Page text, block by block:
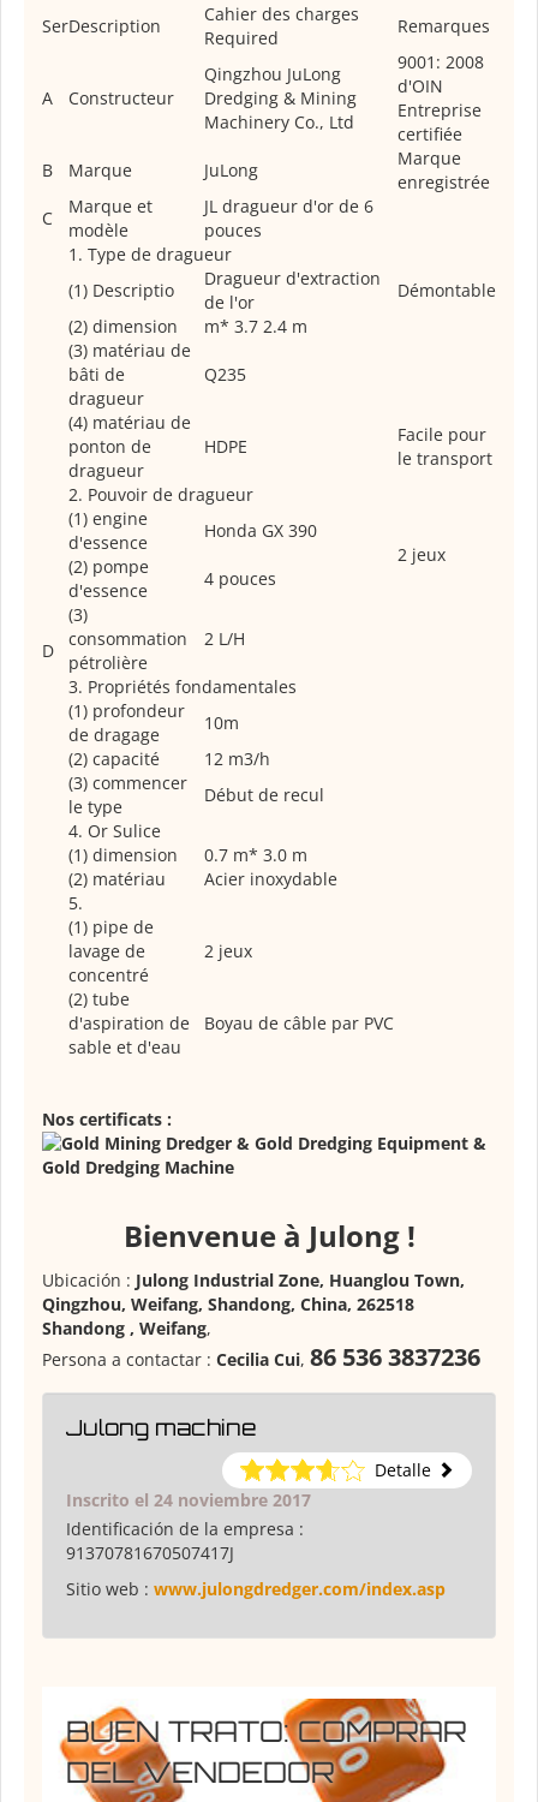
SerDescription
Cahier des charges
Required
Remarques
A Constructeur
Qingzhou JuLong
Dredging & Mining
Machinery Co., Ltd
9001: 2008
d'OIN
Entreprise
certifiée
B
Marque JuLong
Marque
enregistrée
C
Marque et
modèle
JL dragueur d'or de 6
pouces
D
1. Type de dragueur
(1) Descriptio
Dragueur d'extraction
de l'or
Démontable
(2) dimension
m* 3.7 2.4 m
(3) matériau de
bâti de
dragueur
Q235
(4) matériau de
ponton de
dragueur
HDPE
Facile pour
le transport
2. Pouvoir de dragueur
(1) engine
d'essence
Honda GX 390
2 jeux
(2) pompe
d'essence
4 pouces
(3)
consommation
pétrolière
2 L/H
3. Propriétés fondamentales
(1) profondeur
de dragage
10m
(2) capacité
12 m3/h
(3) commencer
le type
Début de recul
4. Or Sulice
(1) dimension
0.7 m* 3.0 m
(2) matériau
Acier inoxydable
5.
(1) pipe de
lavage de
concentré
2 jeux
(2) tube
d'aspiration de
sable et d'eau
Boyau de câble par PVC
Nos certificats :
Bienvenue à Julong !
Ubicación : Julong Industrial Zone, Huanglou Town,
Qingzhou, Weifang, Shandong, China, 262518
Shandong , Weifang,
Persona a contactar : Cecilia Cui, 86 536 3837236
Julong machine
Detalle
Inscrito el 24 noviembre 2017
Identificación de la empresa :
91370781670507417J
Sitio web : www.julongdredger.com/index.asp
BUEN TRATO: COMPRAR
DEL VENDEDOR